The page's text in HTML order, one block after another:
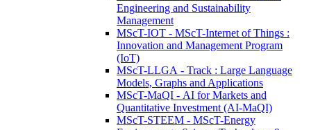
Engineering and Sustainability
Management
MScT-IOT - MScT-Internet of Things :
Innovation and Management Program
(IoT)
MScT-LLGA - Track : Large Language
Models, Graphs and Applications
MScT-MaQI - AI for Markets and
Quantitative Investment (AI-MaQI)
MScT-STEEM - MScT-Energy